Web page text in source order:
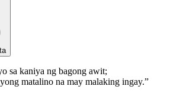
sa kaniya ng bagong awit;
matalino na may malaking ingay.”